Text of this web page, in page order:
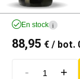
En stock i
88,95 € / bot.
- +